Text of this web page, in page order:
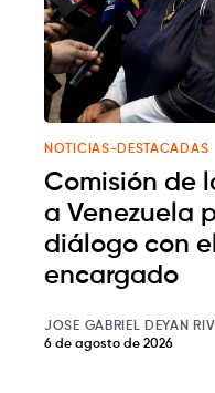
NOTICIAS-DESTACADAS
Comisión de
a Venezuela
diálogo con
encargado
JOSE GABRIEL DEYAN
6 de agosto de 2026